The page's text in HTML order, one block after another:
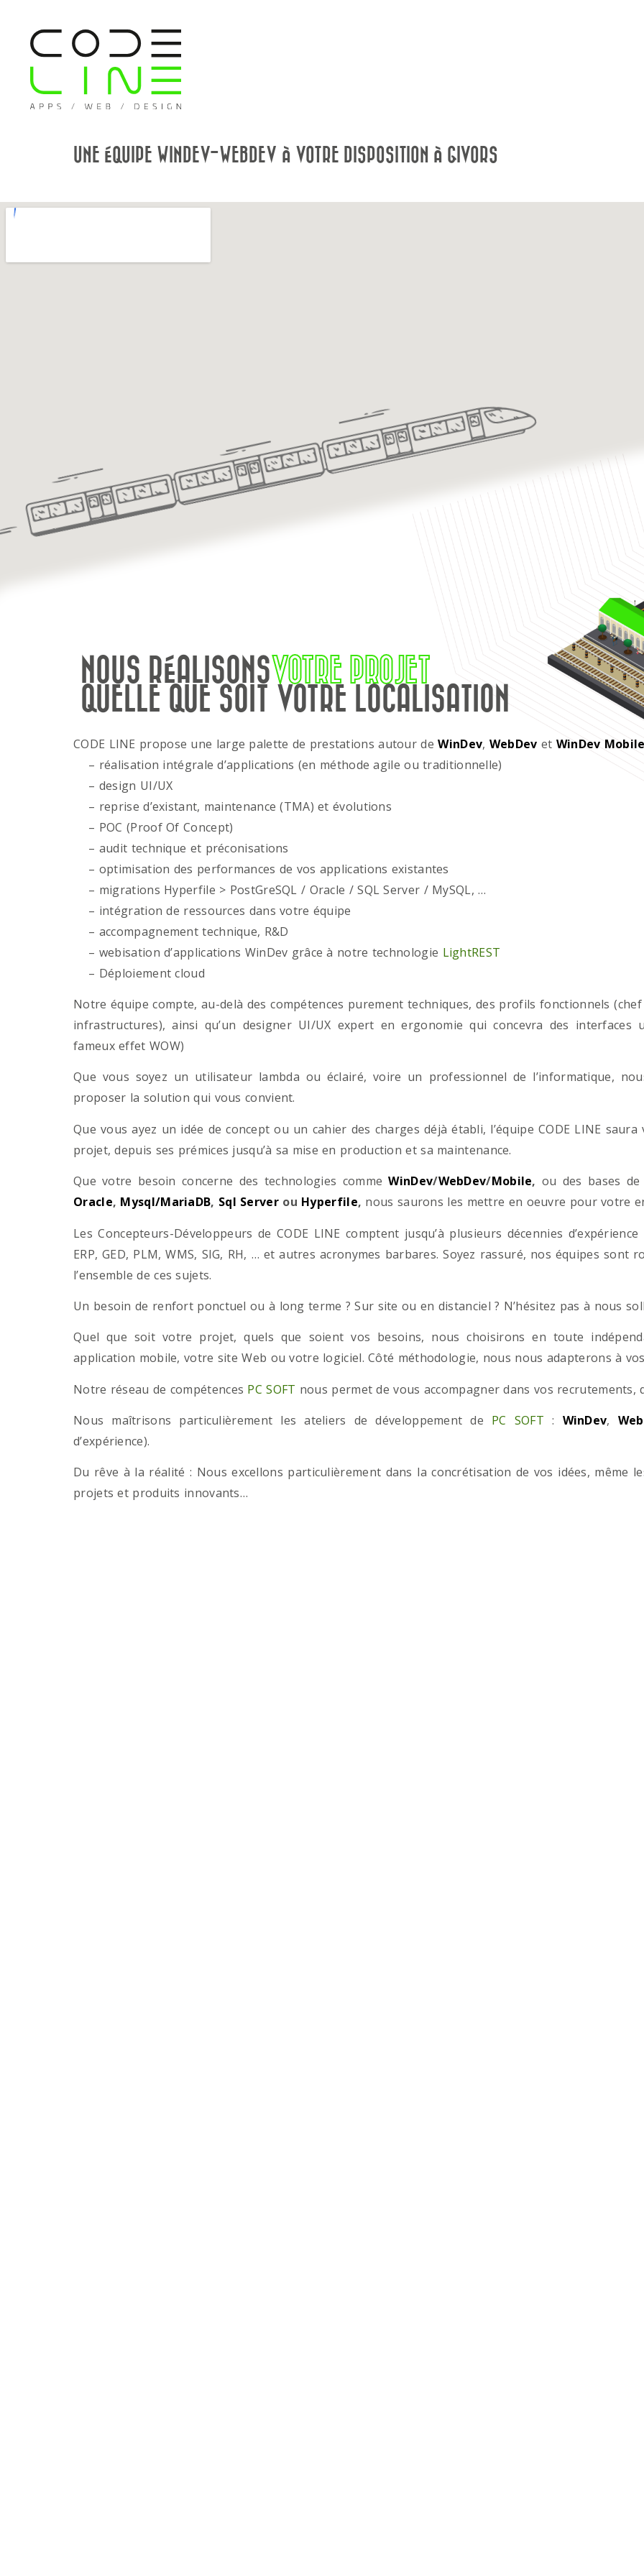
UNE ÉQUIPE WINDEV-WEBDEV À VOTRE DISPOSITION À GIVORS
NOUS RÉALISONSVOTRE PROJET
QUELLE QUE SOIT VOTRE LOCALISATION
CODE LINE propose une large palette de prestations autour deWinDev, WebDev et WinDev
– réalisation intégrale d’applications (en méthode agile ou traditionnelle)
– design UI/UX
– reprise d’existant, maintenance (TMA) et évolutions
– POC (Proof Of Concept)
– audit technique et préconisations
– optimisation des performances de vos applications existantes
– migrations Hyperfile > PostGreSQL / Oracle / SQL Server / MySQL, …
– intégration de ressources dans votre équipe
– accompagnement technique, R&D
– webisation d’applications WinDev grâce à notre technologie LightREST
– Déploiement cloud
Notre équipe compte, au-delà des compétences purement techniques, des profils fonctionnels
infrastructures), ainsi qu’un designer UI/UX expert en ergonomie qui concevra des
fameux effet WOW)
Que vous soyez un utilisateur lambda ou éclairé, voire un professionnel de l’informatique,
proposer la solution qui vous convient.
Que vous ayez un idée de concept ou un cahier des charges déjà établi, l’équipe CODE LINE
projet, depuis ses prémices jusqu’à sa mise en production et sa maintenance.
Que votre besoin concerne des technologies commeWinDev/WebDev/Mobile, ou des bases
Oracle, Mysql/MariaDB, Sql Serverou Hyperfile, nous saurons les mettre en oeuvre pour votre
Les Concepteurs-Développeurs de CODE LINE comptent jusqu’à plusieurs décennies
ERP, GED, PLM, WMS, SIG, RH, … et autres acronymes barbares. Soyez rassuré, nos équipes
l’ensemble de ces sujets.
Un besoin de renfort ponctuel ou à long terme ? Sur site ou en distanciel ? N’hésitez pas à nous
Quel que soit votre projet, quels que soient vos besoins, nous choisirons en toute
application mobile, votre site Web ou votre logiciel. Côté méthodologie, nous nous adapterons à
Notre réseau de compétences PC SOFT nous permet de vous accompagner dans vos
Nous maîtrisons particulièrement les ateliers de développement de PC SOFT : WinDev,
d’expérience).
Du rêve à la réalité : Nous excellons particulièrement dans la concrétisation de vos idées, même
projets et produits innovants…